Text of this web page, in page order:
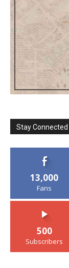
Stay Connected
13,000
Fans
500
Subscribers